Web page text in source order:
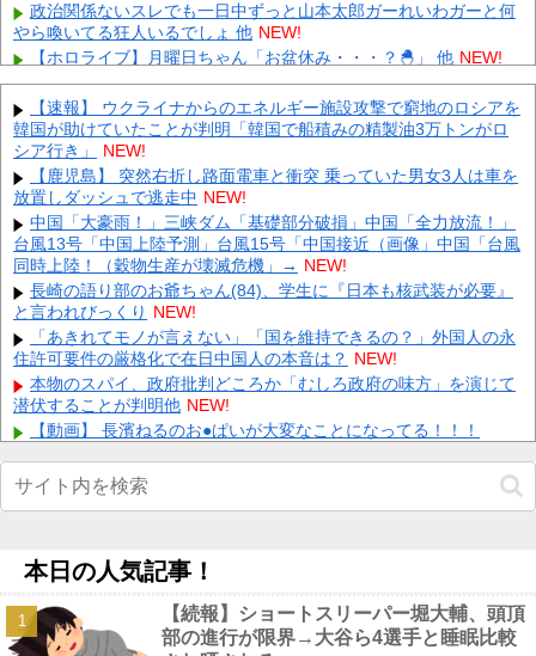
政治関係ないスレでも一日中ずっと山本太郎ガーれいわガーと何
やら喚いてる狂人いるでしょ 他 NEW!
【ホロライブ】月曜日ちゃん「お盆休み・・・？🐣」 他 NEW!
【画像】令和最新の『僕は友達が少ない』の柏崎星奈、めっちゃ
くちゃエロいｗｗｗｗ 他 NEW!
【速報】ホルムズ海峡、封鎖 他 NEW!
【外国人問題】 小野田紀美大臣「議論すべき時だ」→SNS「まだ
議論もしてなかったんだ...」→小野田大臣「これが進歩状
況... NEW!
【速報】 日本の防衛省、ようやく気づいた模様ｗｗｗｗｗ NEW!
記録的猛暑の欧州、ドナウ川の水位が低下してマンモスの骨や沈
没したドイツ軍の戦艦が出現 NEW!
【驚愕】 新幹線じゃなく『帰省費4000円』安くなる在来線で帰
省した結果ｗｗｗｗｗ NEW!
【悲報】 大分県、ガチで逝く・・・・・・ NEW!
Powered by livedoor 相互RSS
【速報】 ウクライナからのエネルギー施設攻撃で窮地のロシアを
韓国が助けていたことが判明「韓国で船積みの精製油3万トンがロ
シア行き」
NEW!
【鹿児島】 突然右折し路面電車と衝突 乗っていた男女3人は車を
放置しダッシュで逃走中 NEW!
中国「大豪雨！」三峡ダム「基礎部分破損」中国「全力放流！」
台風13号「中国上陸予測」台風15号「中国接近（画像」中国「台風
同時上陸！（穀物生産が壊滅危機」→ NEW!
長崎の語り部のお爺ちゃん(84)、学生に『日本も核武装が必要』
と言われびっくり NEW!
「あきれてモノが言えない」「国を維持できるの？」外国人の永
住許可要件の厳格化で在日中国人の本音は？ NEW!
本物のスパイ、政府批判どころか「むしろ政府の味方」を演じて
潜伏することが判明他 NEW!
【動画】 長濱ねるのお●ぱいが大変なことになってる！！！
「勘違いしてる女性が多いけど、年収高い男性は基本的に○○で
す」→共感殺到で拡散 やはりこれが真実なのか他
【画像】女の子が性行為の後にして欲しいことがこちら・・・他
NEW!
【お宝画像】 二階堂ふみの乳首でもう何回抜いたかわかんねええ
ええええ NEW!
本日の人気記事！
【続報】ショートスリーパー堀大輔、頭頂
部の進行が限界→大谷ら4選手と睡眠比較